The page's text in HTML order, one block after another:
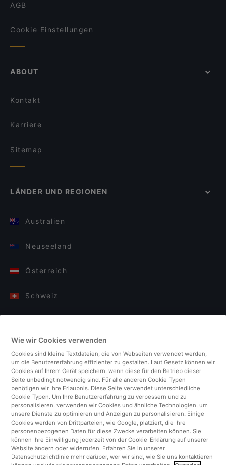
AGB
Cookie Einstellungen
ABOUT
Kontakt
Karriere
Sitemap
LÄNDER UND REGIONEN
Australien
Neuseeland
Österreich
Schweiz
Italien
Finnland
Vereinigtes Königreich
Türkei
Niederlande
Wie wir Cookies verwenden
Cookies sind kleine Textdateien, die von Webseiten verwendet werden,
um die Benutzererfahrung effizienter zu gestalten. Laut Gesetz können wir
Cookies auf Ihrem Gerät speichern, wenn diese für den Betrieb dieser
Seite unbedingt notwendig sind. Für alle anderen Cookie-Typen
benötigen wir Ihre Erlaubnis. Diese Seite verwendet unterschiedliche
Cookie-Typen. Um Ihre Benutzererfahrung zu verbessern und zu
personalisieren, verwenden wir Cookies und ähnliche Technologien, um
unsere Dienste zu optimieren und Anzeigen zu personalisieren. Einige
Cookies werden von Drittparteien, wie Google, platziert, die Ihre
personenbezogenen Daten für diese Zwecke verarbeiten können. Sie
können Ihre Einwilligung jederzeit von der Cookie-Erklärung auf unserer
Website ändern oder widerrufen. Erfahren Sie in unserer
Datenschutzrichtlinie mehr darüber, wer wir sind, wie Sie uns kontaktieren